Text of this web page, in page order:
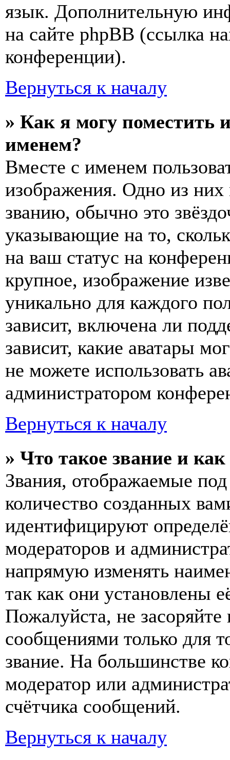
язык. Дополнительную
на сайте phpBB (ссылка
конференции).
Вернуться к началу
» Как я могу поместить
именем?
Вместе с именем
изображения. Одно из
званию, обычно это
указывающие на то,
на ваш статус на
крупное, изображение
уникально для каждого
зависит, включена ли
зависит, какие аватары
не можете использовать
администратором
Вернуться к началу
» Что такое звание и
Звания, отображаемые
количество созданных
идентифицируют
модераторов и
напрямую изменять
так как они установлены
Пожалуйста, не
сообщениями только для
звание. На большинстве
модератор или
счётчика сообщений.
Вернуться к началу